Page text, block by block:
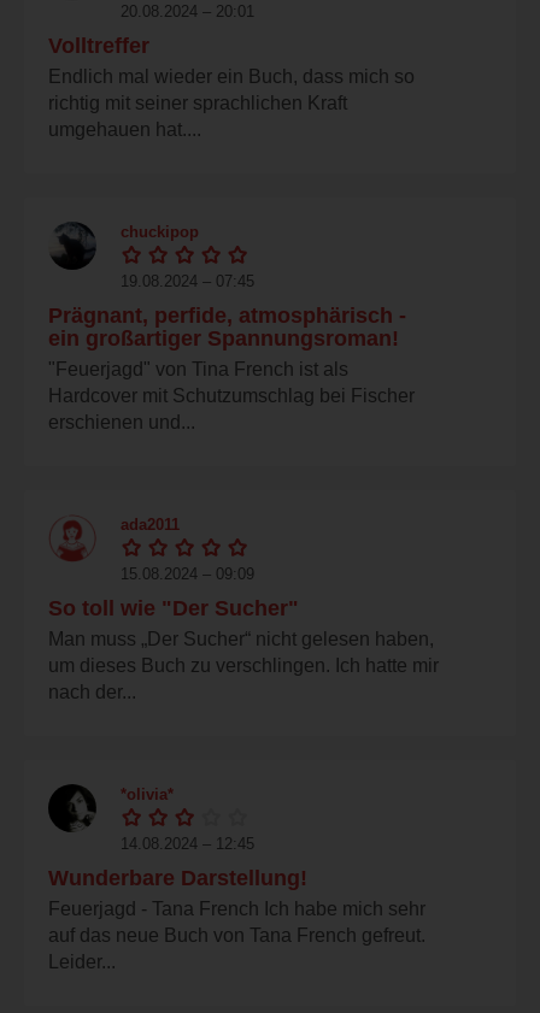
20.08.2024 – 20:01
Volltreffer
Endlich mal wieder ein Buch, dass mich so
richtig mit seiner sprachlichen Kraft
umgehauen hat....
chuckipop
19.08.2024 – 07:45
Prägnant, perfide, atmosphärisch -
ein großartiger Spannungsroman!
"Feuerjagd" von Tina French ist als
Hardcover mit Schutzumschlag bei Fischer
erschienen und...
ada2011
15.08.2024 – 09:09
So toll wie "Der Sucher"
Man muss „Der Sucher“ nicht gelesen haben,
um dieses Buch zu verschlingen. Ich hatte mir
nach der...
*olivia*
14.08.2024 – 12:45
Wunderbare Darstellung!
Feuerjagd - Tana French Ich habe mich sehr
auf das neue Buch von Tana French gefreut.
Leider...